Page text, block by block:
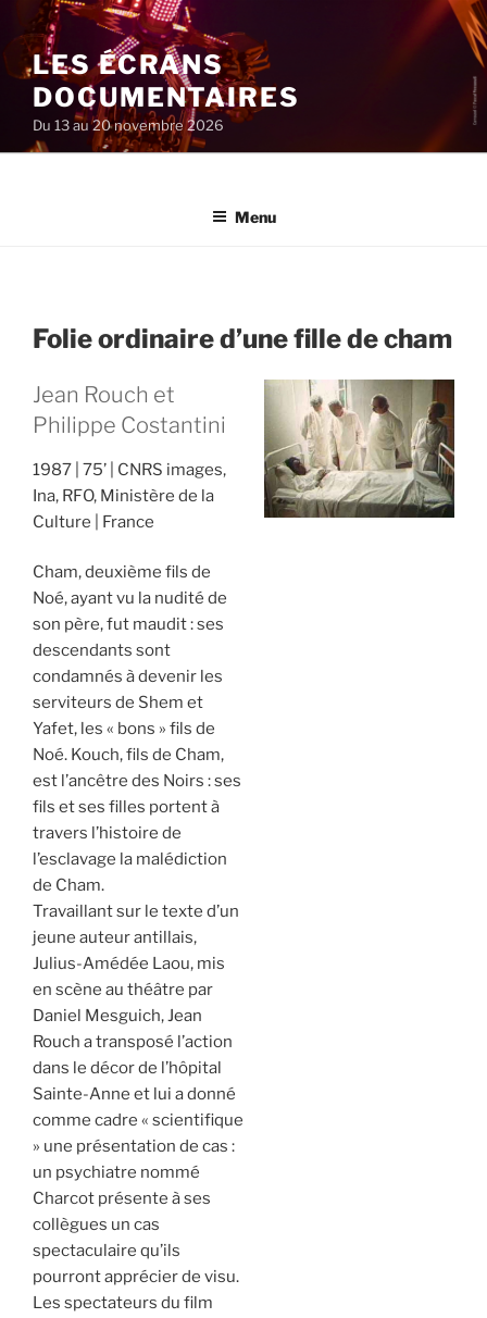
au
contenu
principal
LES ÉCRANS
DOCUMENTAIRES
Du 13 au 20 novembre 2026
Menu
Folie ordinaire d’une fille de cham
Jean Rouch et
Philippe Costantini
1987 75’
CNRS images,
Ina, RFO, Ministère de la
Culture
France
Cham, deuxième fils de
Noé, ayant vu la nudité de
son père, fut maudit : ses
descendants sont
condamnés à devenir les
serviteurs de Shem et
Yafet, les « bons » fils de
Noé. Kouch, fils de Cham,
est l’ancêtre des Noirs : ses
fils et ses filles portent à
travers l’histoire de
l’esclavage la malédiction
de Cham.
Travaillant sur le texte d’un
jeune auteur antillais,
Julius-Amédée Laou, mis
en scène au théâtre par
Daniel Mesguich, Jean
Rouch a transposé l’action
dans le décor de l’hôpital
Sainte-Anne et lui a donné
comme cadre « scientifique
» une présentation de cas :
un psychiatre nommé
Charcot présente à ses
collègues un cas
spectaculaire qu’ils
pourront apprécier de visu.
Les spectateurs du film